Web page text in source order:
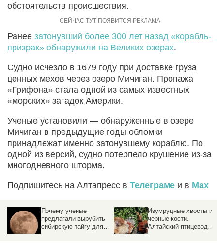
обстоятельств происшествия.
Ранее затонувший более 300 лет назад «корабль-
призрак» обнаружили на Великих озерах.
Судно исчезло в 1679 году при доставке груза
ценных мехов через озеро Мичиган. Пропажа
«Грифона» стала одной из самых известных
«морских» загадок Америки.
Ученые установили — обнаруженные в озере
Мичиган в предыдущие годы обломки
принадлежат именно затонувшему кораблю. По
одной из версий, судно потерпело крушение из-за
многодневного шторма.
Подпишитесь на Алтапресс в Телеграме и в Max
Почему ученые
предлагали вырубить
сибирскую тайгу для
Изумрудные хвосты и
черные кости.
Алтайский птицевод